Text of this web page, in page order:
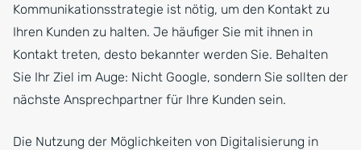
Kommunikationsstrategie ist nötig, um den Kontakt zu
Ihren Kunden zu halten. Je häufiger Sie mit ihnen in
Kontakt treten, desto bekannter werden Sie. Behalten
Sie Ihr Ziel im Auge: Nicht Google, sondern Sie sollten der
nächste Ansprechpartner für Ihre Kunden sein.
Die Nutzung der Möglichkeiten von Digitalisierung in